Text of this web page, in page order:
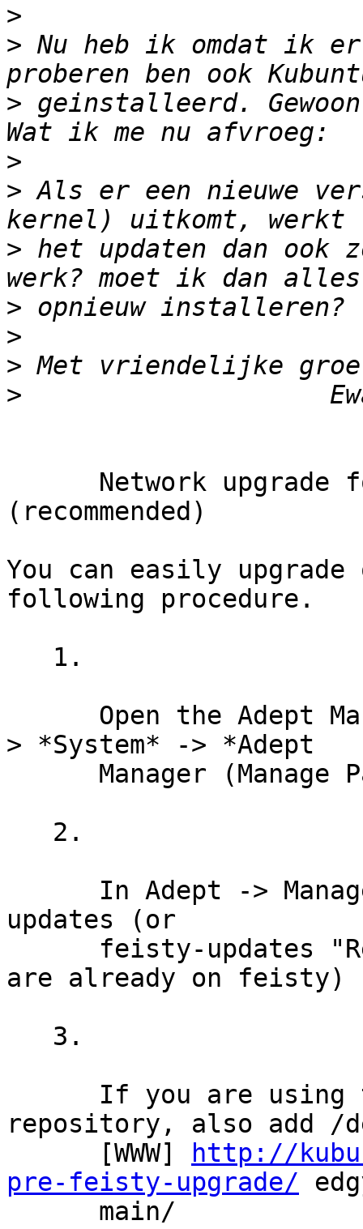
>
> Nu heb ik omdat ik
> geinstalleerd.
>
> Als er een nieuwe
> het updaten dan
>
>
>
>
(recommended)
You can easily
following procedure.
> *System* -> *Adept
updates (or
are already on feisty)
repository, also add /
      [WWW]
http://
pre-feisty-upgrade/